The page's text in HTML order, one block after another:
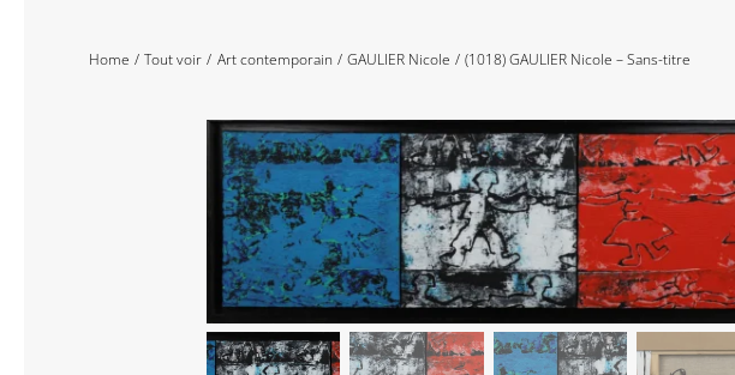
Home Tout voir Art contemporain GAULIER Nicole (1018) GAULIER Nicole – Sans-titre